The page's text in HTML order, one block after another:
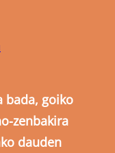
bada, goiko
zenbakira
dauden